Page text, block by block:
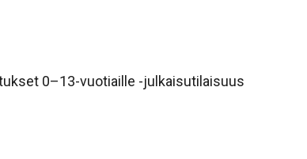
0–13-vuotiaille -julkaisutilaisuus